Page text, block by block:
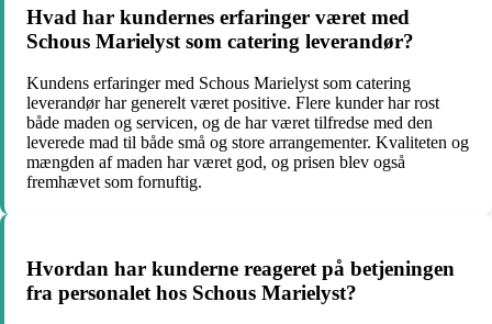
Hvad har kundernes erfaringer været med
Schous Marielyst som catering leverandør?
Kundens erfaringer med Schous Marielyst som catering
leverandør har generelt været positive. Flere kunder har rost
både maden og servicen, og de har været tilfredse med den
leverede mad til både små og store arrangementer. Kvaliteten og
mængden af maden har været god, og prisen blev også
fremhævet som fornuftig.
Hvordan har kunderne reageret på betjeningen
fra personalet hos Schous Marielyst?